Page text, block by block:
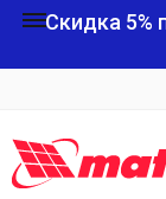
Скидка 5%